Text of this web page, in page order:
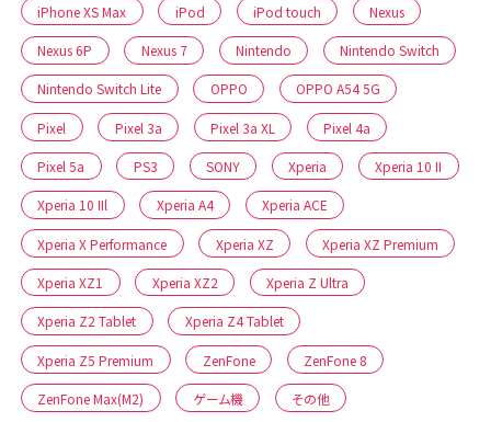
iPhone XS Max iPod iPod touch Nexus
Nexus 6P Nexus 7 Nintendo Nintendo Switch
Nintendo Switch Lite OPPO OPPO A54 5G
Pixel Pixel 3a Pixel 3a XL Pixel 4a
Pixel 5a PS3 SONY Xperia Xperia 10 II
Xperia 10 IIl Xperia A4 Xperia ACE
Xperia X Performance Xperia XZ Xperia XZ Premium
Xperia XZ1 Xperia XZ2 Xperia Z Ultra
Xperia Z2 Tablet Xperia Z4 Tablet
Xperia Z5 Premium ZenFone ZenFone 8
ZenFone Max(M2) ゲーム機 その他